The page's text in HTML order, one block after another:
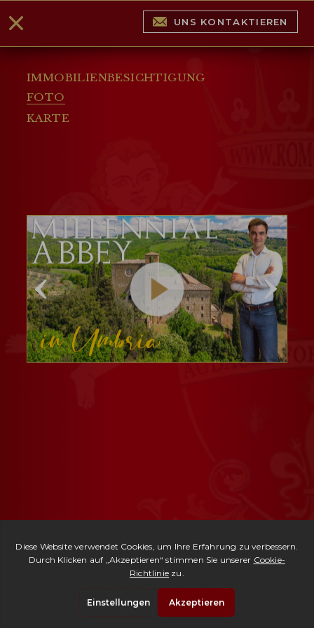
IMMOBILIENBESICHTIGUNG
FOTO
KARTE
UNS KONTAKTIEREN
Tenuta dell'Abate
| Kaufpreis auf Anfrage